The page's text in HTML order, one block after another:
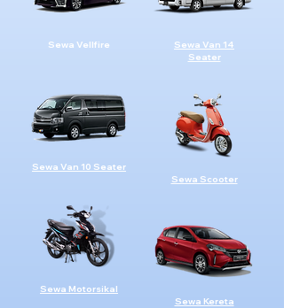
Sewa Vellfire
Sewa Van 10 Seater
Sewa Motorsikal
Sewa Van 14
Seater
Sewa Scooter
Sewa Kereta